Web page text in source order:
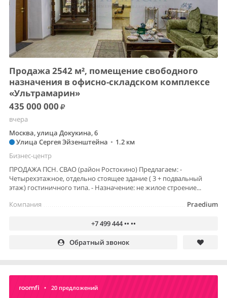
Продажа 2542 м², помещение свободного
назначения в офисно-складском комплексе
«Ультрамарин»
435 000 000
вчера
Москва, улица Докукина, 6
Улица Сергея Эйзенштейна • 1.2 км
Бизнес-центр
ПРОДАЖА ПСН. СВАО (район Ростокино) Предлагаем: -
Четырехэтажное, отдельно стоящее здание ( 3 + подвальный
этаж) гостиничного типа. - Назначение: не жилое строение...
Praedium
Компания
+7 499 444 •• ••
Обратный звонок
• 20 предложений